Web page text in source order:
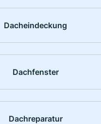
Dacheindeckung
Dachfenster
Dachreparatur